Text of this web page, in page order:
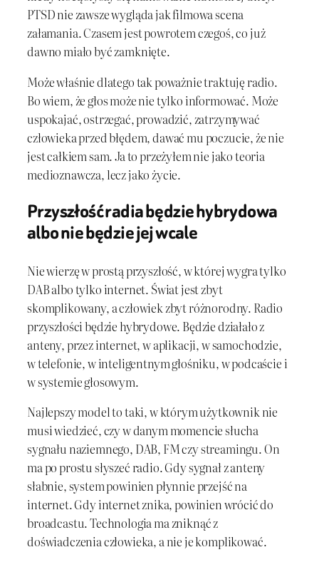
PTSD nie zawsze wygląda jak filmowa scena
załamania. Czasem jest powrotem czegoś, co już
dawno miało być zamknięte.
Może właśnie dlatego tak poważnie traktuję radio.
Bo wiem, że głos może nie tylko informować. Może
uspokajać, ostrzegać, prowadzić, zatrzymywać
człowieka przed błędem, dawać mu poczucie, że nie
jest całkiem sam. Ja to przeżyłem nie jako teoria
medioznawcza, lecz jako życie.
Przyszłość radia będzie hybrydowa
albo nie będzie jej wcale
Nie wierzę w prostą przyszłość, w której wygra tylko
DAB albo tylko internet. Świat jest zbyt
skomplikowany, a człowiek zbyt różnorodny. Radio
przyszłości będzie hybrydowe. Będzie działało z
anteny, przez internet, w aplikacji, w samochodzie,
w telefonie, w inteligentnym głośniku, w podcaście i
w systemie głosowym.
Najlepszy model to taki, w którym użytkownik nie
musi wiedzieć, czy w danym momencie słucha
sygnału naziemnego, DAB, FM czy streamingu. On
ma po prostu słyszeć radio. Gdy sygnał z anteny
słabnie, system powinien płynnie przejść na
internet. Gdy internet znika, powinien wrócić do
broadcastu. Technologia ma zniknąć z
doświadczenia człowieka, a nie je komplikować.